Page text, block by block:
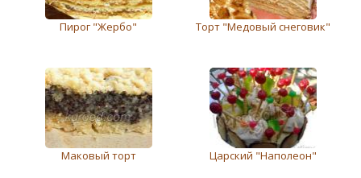
Пирог "Жербо" Торт "Медовый снеговик"
Маковый торт Царский "Наполеон"